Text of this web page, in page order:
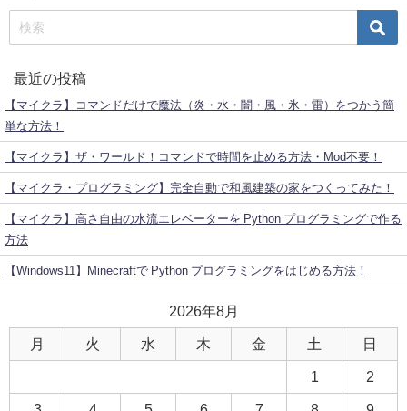
最近の投稿
【マイクラ】コマンドだけで魔法（炎・水・闇・風・氷・雷）をつかう簡
単な方法！
【マイクラ】ザ・ワールド！コマンドで時間を止める方法・Mod不要！
【マイクラ・プログラミング】完全自動で和風建築の家をつくってみた！
【マイクラ】高さ自由の水流エレベーターを Python プログラミングで作る
方法
【Windows11】Minecraftで Python プログラミングをはじめる方法！
2026年8月
月 火 水 木 金 土 日
1 2